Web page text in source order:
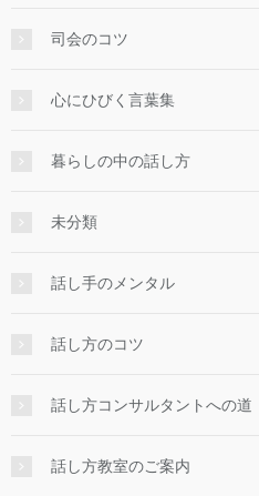
司会のコツ
心にひびく言葉集
暮らしの中の話し方
未分類
話し手のメンタル
話し方のコツ
話し方コンサルタントへの道
話し方教室のご案内